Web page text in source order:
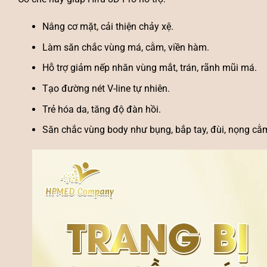
Nâng cơ mặt, cải thiện chảy xệ.
Làm săn chắc vùng má, cằm, viền hàm.
Hỗ trợ giảm nếp nhăn vùng mắt, trán, rãnh mũi má.
Tạo đường nét V-line tự nhiên.
Trẻ hóa da, tăng độ đàn hồi.
Săn chắc vùng body như bụng, bắp tay, đùi, nọng